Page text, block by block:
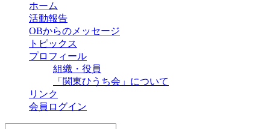
ホーム
活動報告
OBからのメッセージ
トピックス
プロフィール
組織・役員
「関東ひうち会」について
リンク
会員ログイン